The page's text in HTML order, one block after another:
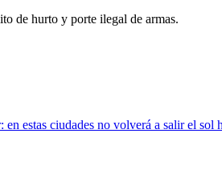
de hurto y porte ilegal de armas.
en estas ciudades no volverá a salir el sol